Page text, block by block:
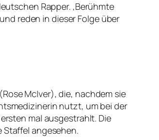
Rapper. ‚Berühmte
reden in dieser Folge über
McIver), die, nachdem sie
nutzt, um bei der
mal ausgestrahlt. Die
Staffel angesehen.